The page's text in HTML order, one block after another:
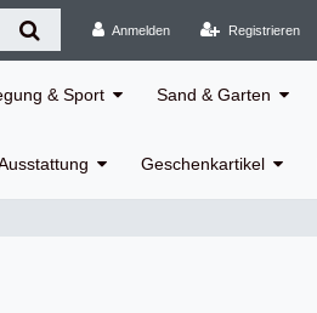
Anmelden
Registrieren
& Sport Sand & Garten
Geschenkartikel